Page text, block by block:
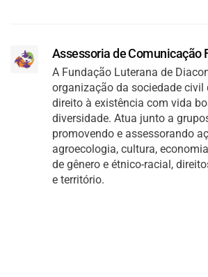
Assessoria de Comunicação
A Fundação Luterana de
organização da sociedade civil
direito à existência com vida
diversidade. Atua junto a
promovendo e assessorando
agroecologia, cultura,
de gênero e étnico-racial,
e território.